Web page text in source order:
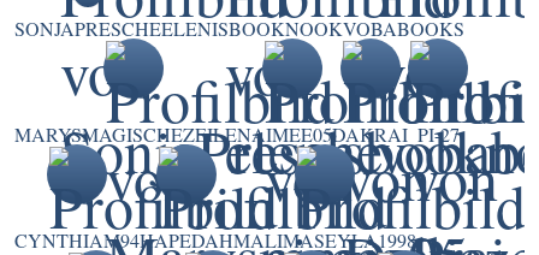
SONJAPRESCHEELENISBOOKNOOKVOBABOOKS
MARYSMAGISCHEZEILENAIMEE05DAKRAI PI-27
CYNTHIAM94HAPEDAHMALIMASEYLA1998